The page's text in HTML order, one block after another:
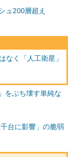
ュ200層超え
なく「人工衛星」
をぶち壊す単純な
台に影響」の脆弱